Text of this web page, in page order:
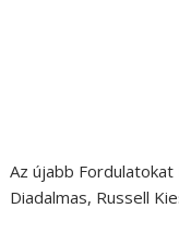
Az újabb
Diadalmas, Russell